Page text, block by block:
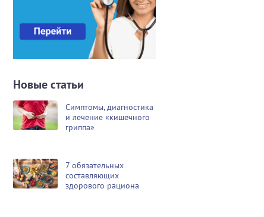
Новые статьи
Симптомы, диагностика
и лечение «кишечного
гриппа»
7 обязательных
составляющих
здорового рациона